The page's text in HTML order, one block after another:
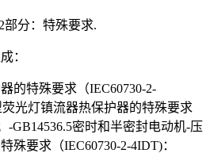
部分：特殊要求.
：
的特殊要求（IEC60730-2-
光灯镇流器热保护器的特殊要求
-GB14536.5密时和半密封电动机-压
殊要求（IEC60730-2-4IDT)：